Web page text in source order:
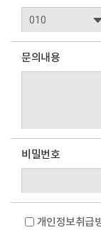
문의내용
비밀번호
개인정보취급